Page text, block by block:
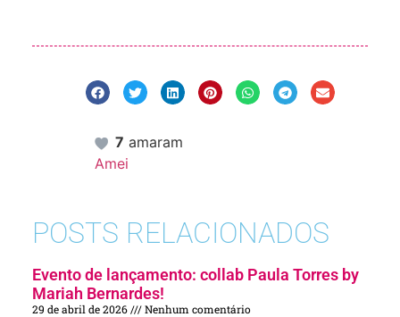
7 amaram
Amei
POSTS RELACIONADOS
Evento de lançamento: collab Paula Torres by
Mariah Bernardes!
29 de abril de 2026 Nenhum comentário